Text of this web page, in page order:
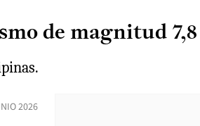
de magnitud
2026